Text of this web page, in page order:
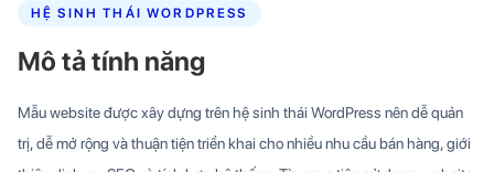
HỆ SINH THÁI WORDPRESS
Mô tả tính năng
Mẫu website được xây dựng trên hệ sinh thái WordPress nên dễ quản
trị, dễ mở rộng và thuận tiện triển khai cho nhiều nhu cầu bán hàng, giới